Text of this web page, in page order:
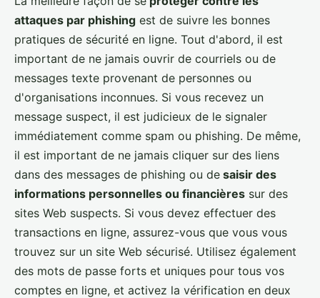
attaques par phishing est de suivre les bonnes
pratiques de sécurité en ligne. Tout d'abord, il est
important de ne jamais ouvrir de courriels ou de
messages texte provenant de personnes ou
d'organisations inconnues. Si vous recevez un
message suspect, il est judicieux de le signaler
immédiatement comme spam ou phishing. De même,
il est important de ne jamais cliquer sur des liens
dans des messages de phishing ou de saisir des
informations personnelles ou financières sur des
sites Web suspects. Si vous devez effectuer des
transactions en ligne, assurez-vous que vous vous
trouvez sur un site Web sécurisé. Utilisez également
des mots de passe forts et uniques pour tous vos
comptes en ligne, et activez la vérification en deux